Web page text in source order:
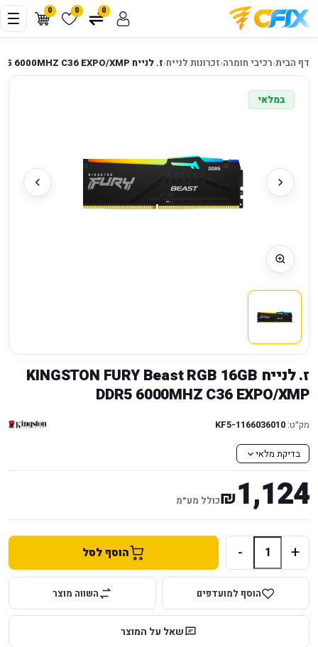
0 0 0
דף הבית‹רכיבי חומרה‹זכרונות לנייח‹ז. לנייח KINGSTON FURY Beast RGB 16GB DDR5 6000MHZ C36 EXPO/XMP
במלאי
ז. לנייח KINGSTON FURY Beast RGB 16GB
DDR5 6000MHZ C36 EXPO/XMP
מק״ט: KF5-1166036010
בדיקת מלאי
1,124
₪כולל מע״מ
+
- הוסף לסל
הוסף למועדפים השווה מוצר
שאל על המוצר